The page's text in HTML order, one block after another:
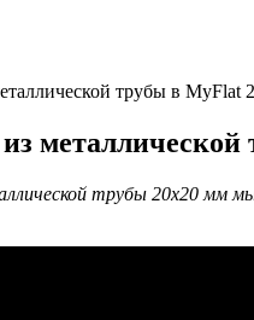
трубы в MyFlat
металлической
трубы 20х20 мм